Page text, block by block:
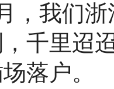
我们浙
千里迢
落户。